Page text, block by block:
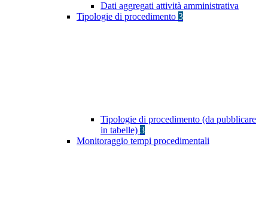
Dati aggregati attività amministrativa
Tipologie di procedimento 3
Tipologie di procedimento (da pubblicare
in tabelle) 3
Monitoraggio tempi procedimentali